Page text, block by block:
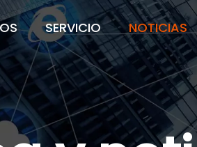
SERVICIO NOTICIAS